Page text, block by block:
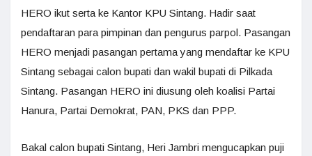
HERO ikut serta ke Kantor KPU Sintang. Hadir saat
pendaftaran para pimpinan dan pengurus parpol. Pasangan
HERO menjadi pasangan pertama yang mendaftar ke KPU
Sintang sebagai calon bupati dan wakil bupati di Pilkada
Sintang. Pasangan HERO ini diusung oleh koalisi Partai
Hanura, Partai Demokrat, PAN, PKS dan PPP.
Bakal calon bupati Sintang, Heri Jambri mengucapkan puji